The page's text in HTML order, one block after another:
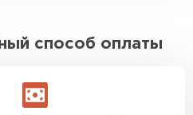
способ оплаты